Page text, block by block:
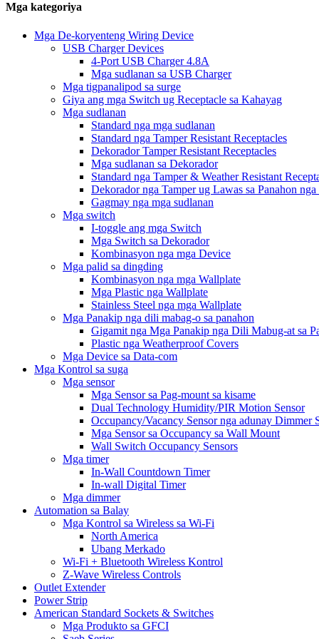
Mga kategoriya
Mga De-koryenteng Wiring Device
USB Charger Devices
4-Port USB Charger 4.8A
Mga sudlanan sa USB Charger
Mga tigpanalipod sa surge
Giya ang mga Switch ug Receptacle sa Kahayag
Mga sudlanan
Standard nga mga sudlanan
Standard nga Tamper Resistant Receptacles
Dekorador Tamper Resistant Receptacles
Mga sudlanan sa Dekorador
Standard nga Tamper & Weather Resistant
Dekorador nga Tamper ug Lawas sa Panahon nga
Gagmay nga mga sudlanan
Mga switch
I-toggle ang mga Switch
Mga Switch sa Dekorador
Kombinasyon nga mga Device
Mga palid sa dingding
Kombinasyon nga mga Wallplate
Mga Plastic nga Wallplate
Stainless Steel nga mga Wallplate
Mga Panakip nga dili mabag-o sa panahon
Gigamit nga Mga Panakip nga Dili Mabug-at sa
Plastic nga Weatherproof Covers
Mga Device sa Data-com
Mga Kontrol sa suga
Mga sensor
Mga Sensor sa Pag-mount sa kisame
Dual Technology Humidity/PIR Motion Sensor
Occupancy/Vacancy Sensor nga adunay Dimmer
Mga Sensor sa Occupancy sa Wall Mount
Wall Switch Occupancy Sensors
Mga timer
In-Wall Countdown Timer
In-wall Digital Timer
Mga dimmer
Automation sa Balay
Mga Kontrol sa Wireless sa Wi-Fi
North America
Ubang Merkado
Wi-Fi + Bluetooth Wireless Kontrol
Z-Wave Wireless Controls
Outlet Extender
Power Strip
American Standard Sockets & Switches
Mga Produkto sa GFCI